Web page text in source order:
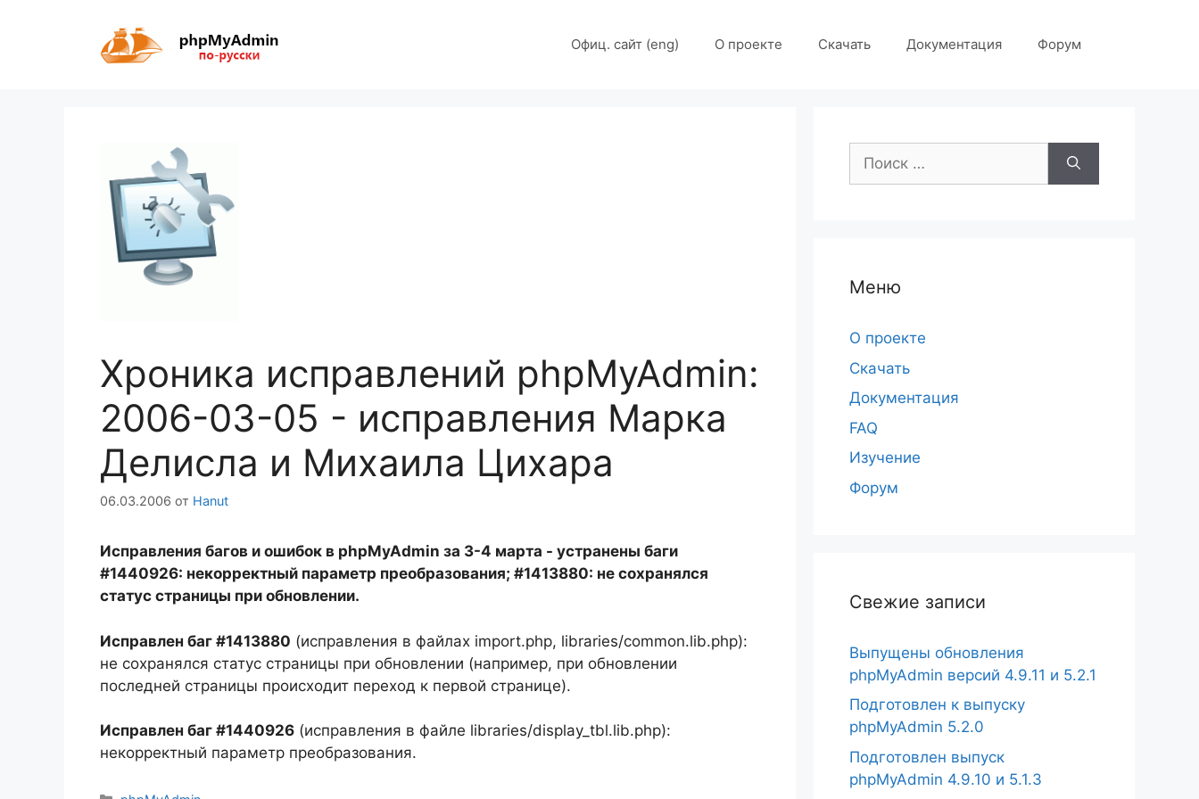
содержимому
Офиц. сайт (eng) О проекте Скачать Документация Форум
Хроника исправлений phpMyAdmin:
2006-03-05 - исправления Марка
Делисла и Михаила Цихара
06.03.2006 от Hanut
Исправления багов и ошибок в phpMyAdmin за 3-4 марта - устранены баги
#1440926: некорректный параметр преобразования; #1413880: не сохранялся
статус страницы при обновлении.
Исправлен баг #1413880 (исправления в файлах import.php, libraries/common.lib.php):
не сохранялся статус страницы при обновлении (например, при обновлении
последней страницы происходит переход к первой странице).
Исправлен баг #1440926 (исправления в файле libraries/display_tbl.lib.php):
некорректный параметр преобразования.
Поиск:
Меню
О проекте
Скачать
Документация
FAQ
Изучение
Форум
Свежие записи
Выпущены обновления
phpMyAdmin версий 4.9.11 и 5.2.1
Подготовлен к выпуску
phpMyAdmin 5.2.0
Подготовлен выпуск
phpMyAdmin 4.9.10 и 5.1.3